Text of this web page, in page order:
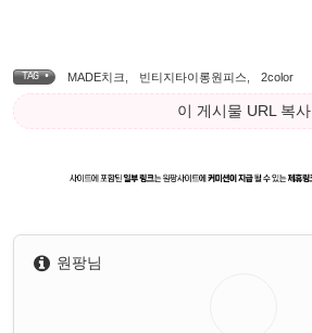
TAG • MADE치크 빈티지타이롱원피스 2color
이 게시물 URL 복사
원팡님